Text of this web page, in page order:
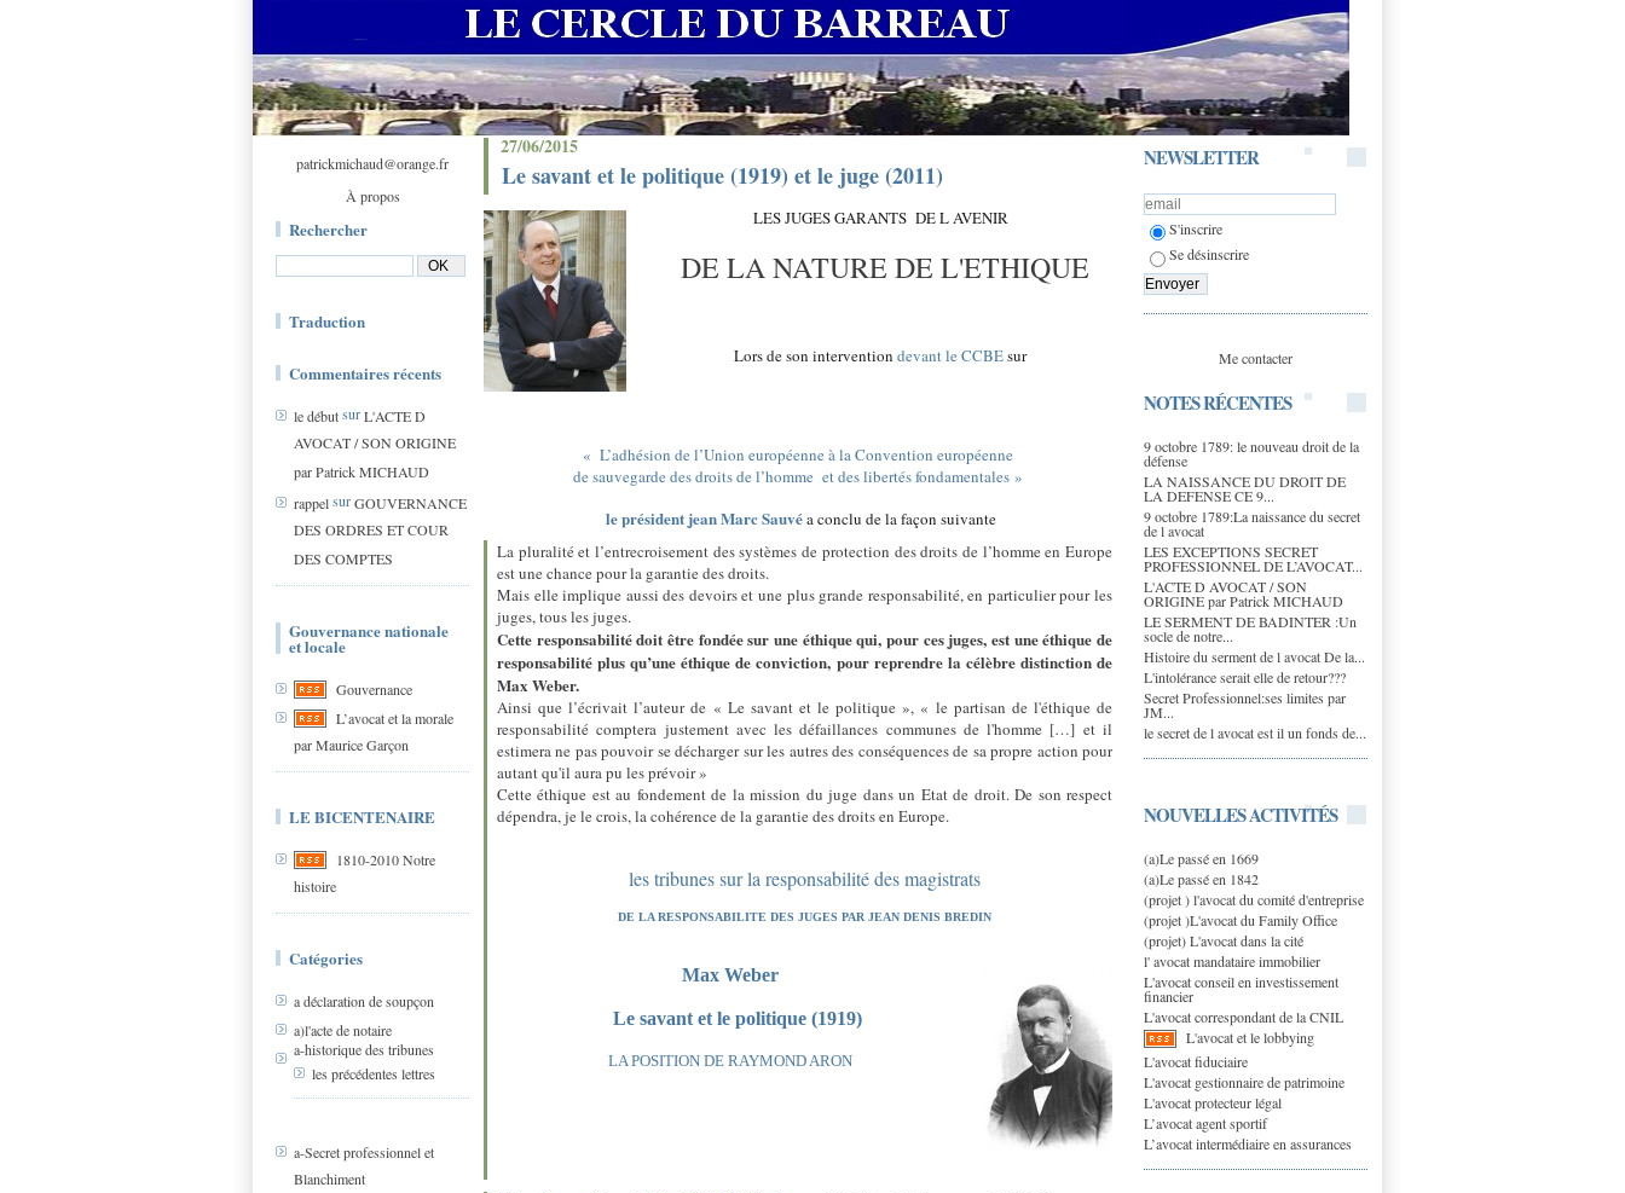
patrickmichaud@orange.fr
À propos
Rechercher
Traduction
Commentaires récents
le débutsurL'ACTE D
AVOCAT / SON ORIGINE
par Patrick MICHAUD
rappelsurGOUVERNANCE
DES ORDRES ET COUR
DES COMPTES
Gouvernance nationale
et locale
Gouvernance
L’avocat et la morale
par Maurice Garçon
LE BICENTENAIRE
1810-2010 Notre
histoire
Catégories
a déclaration de soupçon
a)l'acte de notaire
a-historique des tribunes
les précédentes lettres
a-Secret professionnel et
Blanchiment
NEWSLETTER
S'inscrire
Se désinscrire
Me contacter
NOTES RÉCENTES
9 octobre 1789: le nouveau droit de la
défense
LA NAISSANCE DU DROIT DE
LA DEFENSE CE 9...
9 octobre 1789:La naissance du secret
de l avocat
LES EXCEPTIONS SECRET
PROFESSIONNEL DE L’AVOCAT...
L'ACTE D AVOCAT / SON
ORIGINE par Patrick MICHAUD
LE SERMENT DE BADINTER :Un
socle de notre...
Histoire du serment de l avocat De la...
L'intolérance serait elle de retour???
Secret Professionnel:ses limites par
JM...
le secret de l avocat est il un fonds de...
NOUVELLES ACTIVITÉS
(a)Le passé en 1669
(a)Le passé en 1842
(projet ) l'avocat du comité d'entreprise
(projet )L'avocat du Family Office
(projet) L'avocat dans la cité
l' avocat mandataire immobilier
L'avocat conseil en investissement
financier
L'avocat correspondant de la CNIL
L'avocat et le lobbying
L'avocat fiduciaire
L'avocat gestionnaire de patrimoine
L'avocat protecteur légal
L’avocat agent sportif
L’avocat intermédiaire en assurances
27/06/2015
Le savant et le politique (1919) et le juge (2011)
LES JUGES GARANTS DE L AVENIR
DE LA NATURE DE L'ETHIQUE
Lors de son interventiondevant le CCBEsur
« L’adhésion de l’Union européenne à la Convention européenne
de sauvegarde des droits de l’homme et des libertés fondamentales »
le président jean Marc Sauvéa conclu de la façon suivante
La pluralité et l’entrecroisement des systèmes de protection des droits de l’homme en Europe
est une chance pour la garantie des droits.
Mais elle implique aussi des devoirs et une plus grande responsabilité, en particulier pour les
juges, tous les juges.
Cette responsabilité doit être fondée sur une éthique qui, pour ces juges, est une éthique de
responsabilité plus qu’une éthique de conviction, pour reprendre la célèbre distinction de
Max Weber.
Ainsi que l’écrivait l’auteur de « Le savant et le politique », « le partisan de l'éthique de
responsabilité comptera justement avec les défaillances communes de l'homme […] et il
estimera ne pas pouvoir se décharger sur les autres des conséquences de sa propre action pour
autant qu'il aura pu les prévoir »
Cette éthique est au fondement de la mission du juge dans un Etat de droit. De son respect
dépendra, je le crois, la cohérence de la garantie des droits en Europe.
les tribunes sur la responsabilité des magistrats
DE LA RESPONSABILITE DES JUGES PAR JEAN DENIS BREDIN
Max Weber
Le savant et le politique (1919)
LA POSITION DE RAYMOND ARON